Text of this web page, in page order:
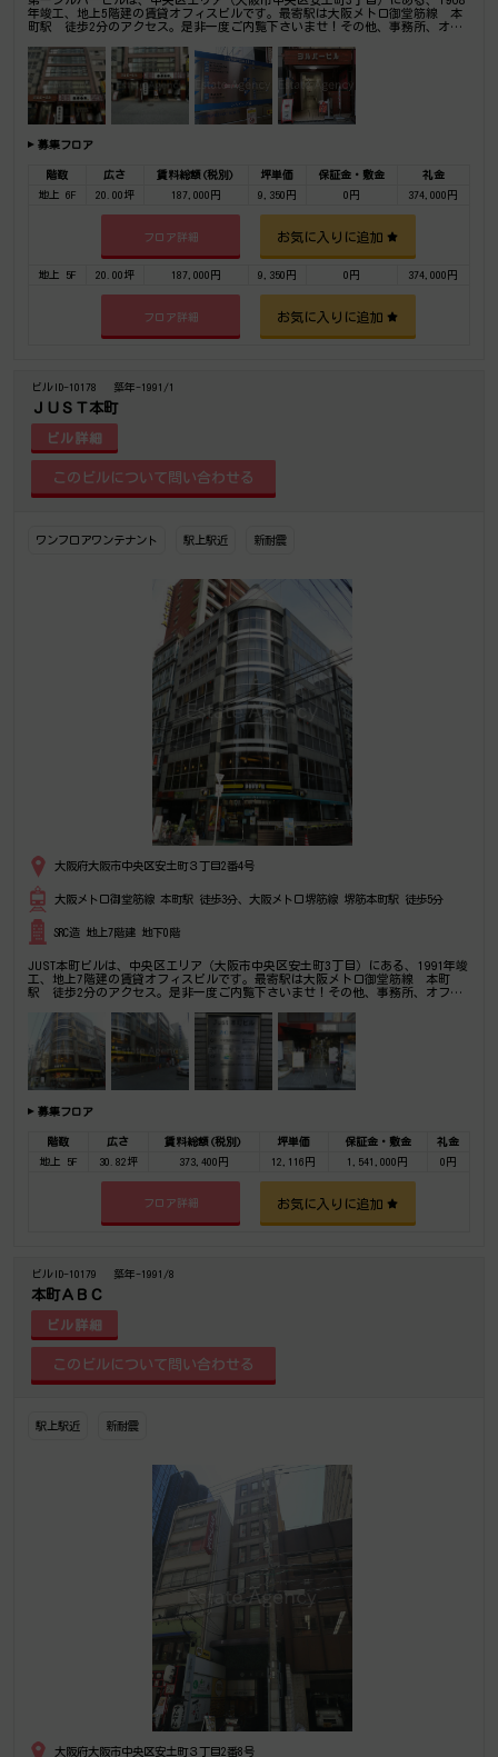
年竣工、地上5階建の賃貸オフィスビルです。最寄駅は大阪メトロ御堂筋線 本
町駅 徒歩2分のアクセス。是非一度ご内覧下さいませ！その他、事務所、オフ
募集フロア
階数 広さ 賃料総額(税別) 坪単価 保証金・敷金
礼金
地上 6F
20.00坪 187,000円 9,350円 0円 374,000円
フロア詳細 お気に入りに追加
地上 5F 20.00坪 187,000円 9,350円 0円 374,000円
フロア詳細 お気に入りに追加
ビルID-10178 築年-1991/1
ＪＵＳＴ本町
ビル詳細
ワンフロアワンテナント 駅上駅近 新耐震
大阪府大阪市中央区安土町３丁目2番4号
大阪メトロ御堂筋線 本町駅 徒歩3分、大阪メトロ堺筋線 堺筋本町駅 徒歩5分
SRC造 地上7階建 地下0階
JUST本町ビルは、中央区エリア（大阪市中央区安土町3丁目）にある、1991年竣
工、地上7階建の賃貸オフィスビルです。最寄駅は大阪メトロ御堂筋線 本町
駅 徒歩2分のアクセス。是非一度ご内覧下さいませ！その他、事務所、オフィ
募集フロア
階数 広さ 賃料総額(税別) 坪単価 保証金・敷金
礼金
地上 5F
30.82坪 373,400円 12,116円 1,541,000円 0円
フロア詳細 お気に入りに追加
ビルID-10179 築年-1991/8
本町ＡＢＣ
ビル詳細
駅上駅近 新耐震
大阪府大阪市中央区安土町３丁目2番8号